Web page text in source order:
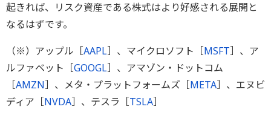
起きれば、リスク資産である株式はより好感される展開と
なるはずです。
（※）アップル［AAPL］、マイクロソフト［MSFT］、ア
ルファベット［GOOGL］、アマゾン・ドットコム
［AMZN］、メタ・プラットフォームズ［META］、エヌビ
ディア［NVDA］、テスラ［TSLA］